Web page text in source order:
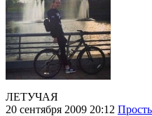
ЛЕТУЧАЯ
20 сентября 2009 20:12